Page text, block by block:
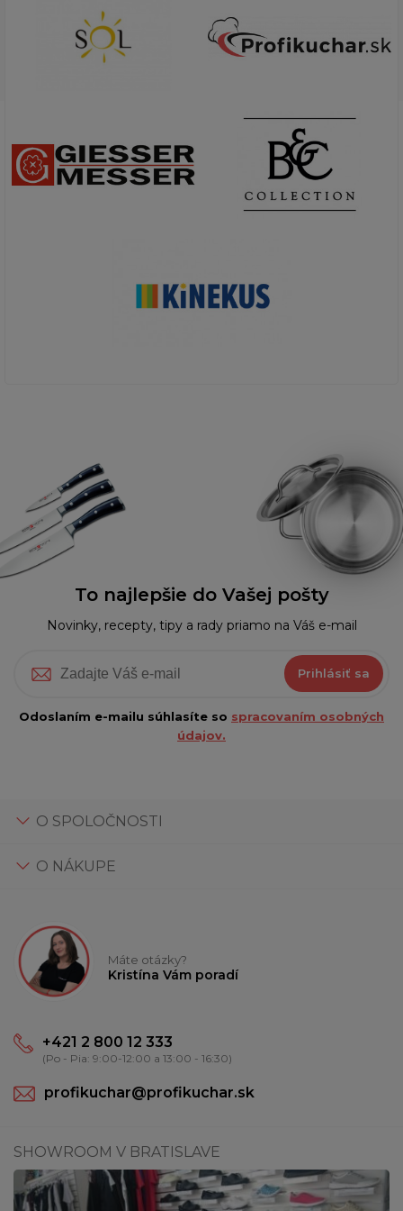
To najlepšie do Vašej pošty
Novinky, recepty, tipy a rady priamo na Váš e-mail
Prihlásiť sa
Odoslaním e-mailu súhlasíte so spracovaním osobných
údajov.
O SPOLOČNOSTI
O NÁKUPE
Máte otázky?
Kristína Vám poradí
+421 2 800 12 333
(Po - Pia: 9:00-12:00 a 13:00 - 16:30)
profikuchar@profikuchar.sk
SHOWROOM V BRATISLAVE